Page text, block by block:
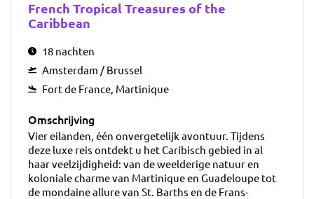
French Tropical Treasures of the
Caribbean
18 nachten
Amsterdam / Brussel
Fort de France, Martinique
Omschrijving
Vier eilanden, één onvergetelijk avontuur. Tijdens
deze luxe reis ontdekt u het Caribisch gebied in al
haar veelzijdigheid: van de weelderige natuur en
koloniale charme van Martinique en Guadeloupe tot
de mondaine allure van St. Barths en de Frans-